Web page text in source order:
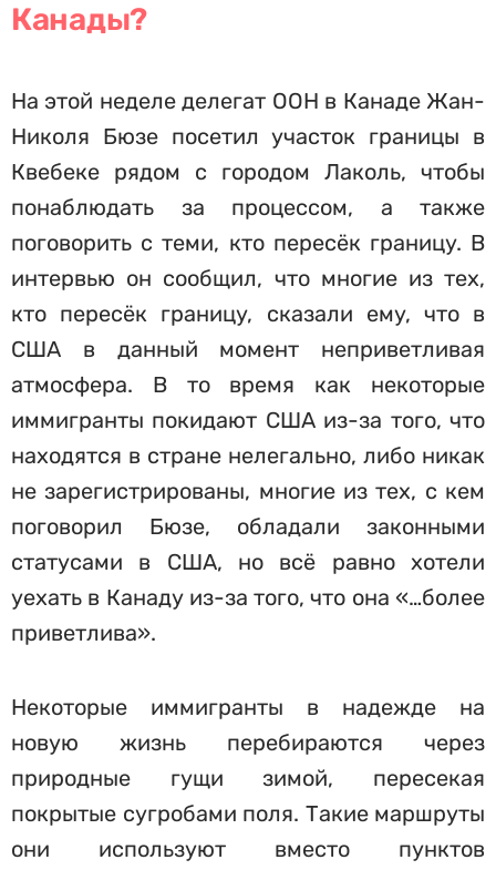
Канады?
На этой неделе делегат ООН в Канаде Жан-
Николя Бюзе посетил участок границы в
Квебеке рядом с городом Лаколь, чтобы
понаблюдать за процессом, а также
поговорить с теми, кто пересёк границу. В
интервью он сообщил, что многие из тех,
кто пересёк границу, сказали ему, что в
США в данный момент неприветливая
атмосфера. В то время как некоторые
иммигранты покидают США из-за того, что
находятся в стране нелегально, либо никак
не зарегистрированы, многие из тех, с кем
поговорил Бюзе, обладали законными
статусами в США, но всё равно хотели
уехать в Канаду из-за того, что она «…более
приветлива».
Некоторые иммигранты в надежде на
новую жизнь перебираются через
природные гущи зимой, пересекая
покрытые сугробами поля. Такие маршруты
они используют вместо пунктов